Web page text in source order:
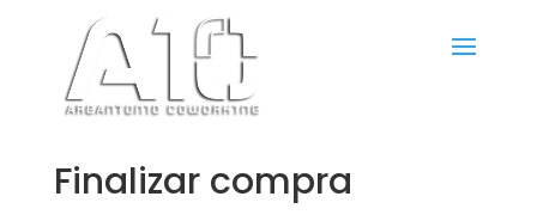
Finalizar compra